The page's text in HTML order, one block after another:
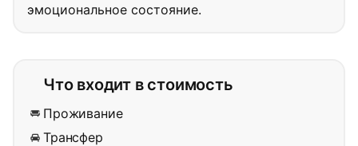
эмоциональное состояние.
Что входит в стоимость
Проживание
Трансфер